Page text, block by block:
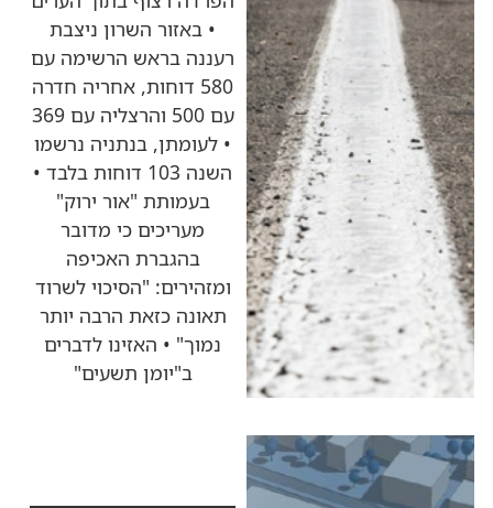
• באזור השרון ניצבת
רעננה בראש הרשימה עם
580 דוחות, אחריה חדרה
עם 500 והרצליה עם 369
• לעומתן, בנתניה נרשמו
השנה 103 דוחות בלבד •
בעמותת "אור ירוק"
מעריכים כי מדובר
בהגברת האכיפה
ומזהירים: "הסיכוי לשרוד
תאונה כזאת הרבה יותר
נמוך" • האזינו לדברים
ב"יומן תשעים"